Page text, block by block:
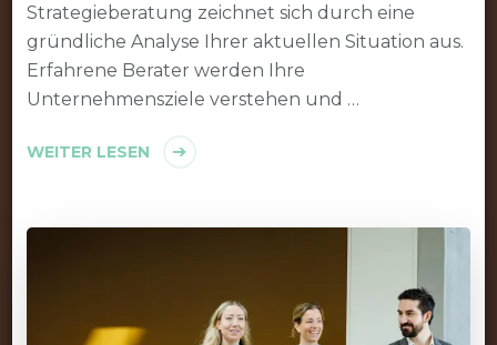
Strategieberatung zeichnet sich durch eine
gründliche Analyse Ihrer aktuellen Situation aus.
Erfahrene Berater werden Ihre
Unternehmensziele verstehen und …
WEITER LESEN